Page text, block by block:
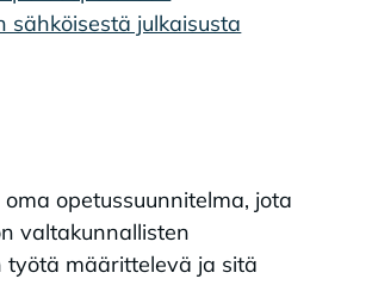
sähköisestä julkaisusta
opetussuunnitelma, jota
valtakunnallisten
työtä määrittelevä ja sitä